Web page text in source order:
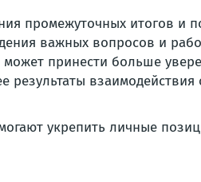
промежуточных итогов и
важных вопросов и
принести больше
результаты
укрепить личные